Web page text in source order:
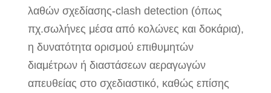
λαθών σχεδίασης-clash detection (όπως
πχ.σωλήνες μέσα από κολώνες και δοκάρια),
η δυνατότητα ορισμού επιθυμητών
διαμέτρων ή διαστάσεων αεραγωγών
απευθείας στο σχεδιαστικό, καθώς επίσης